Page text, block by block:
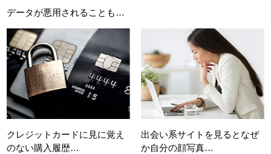
データが悪用されることも…
クレジットカードに 見に覚え
のない購入履歴…
出会い系サイトを見ると なぜ
か自分の顔写真…